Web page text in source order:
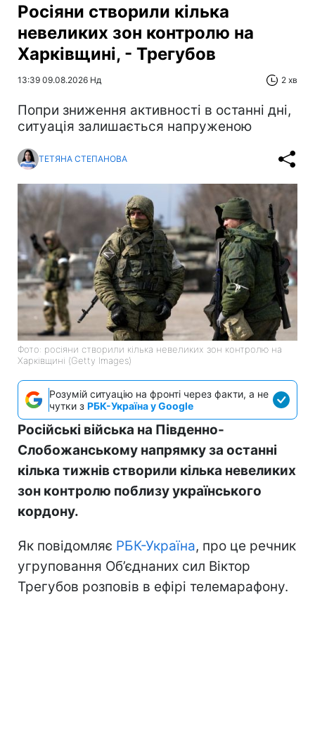
Росіяни створили кілька
невеликих зон контролю на
Харківщині, - Трегубов
13:39 09.08.2026 Нд 2 хв
Попри зниження активності в останні дні,
ситуація залишається напруженою
ТЕТЯНА СТЕПАНОВА
Фото: росіяни створили кілька невеликих зон контролю на
Харківщині (Getty Images)
Розумій ситуацію на фронті через факти, а не
чутки з РБК-Україна у Google
Російські війська на Південно-
Слобожанському напрямку за останні
кілька тижнів створили кілька невеликих
зон контролю поблизу українського
кордону.
Як повідомляє РБК-Україна, про це речник
угруповання Об’єднаних сил Віктор
Трегубов розповів в ефірі телемарафону.